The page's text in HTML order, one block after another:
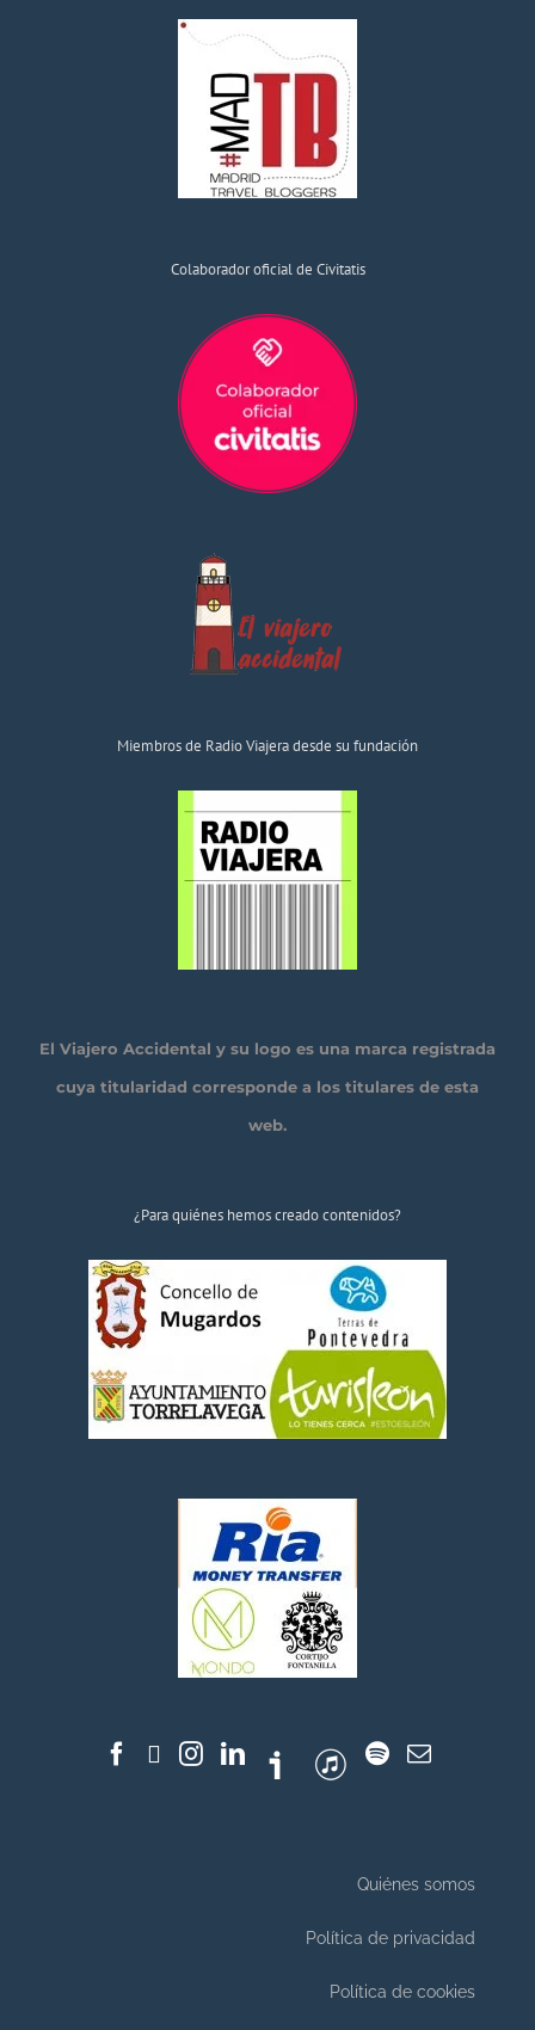
Colaborador oficial de Civitatis
Miembros de Radio Viajera desde su fundación
El Viajero Accidental y su logo es una marca registrada
cuya titularidad corresponde a los titulares de esta
web.
¿Para quiénes hemos creado contenidos?
Quiénes somos
Política de privacidad
Política de cookies